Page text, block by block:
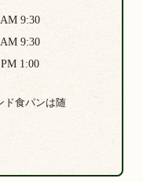
9:30
9:30
1:00
ド食パンは随